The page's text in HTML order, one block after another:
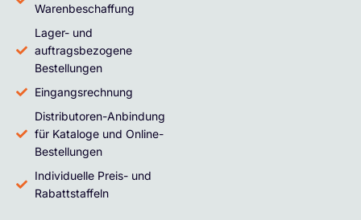
Warenbeschaffung
Lager- und
auftragsbezogene
Bestellungen
Eingangsrechnung
Distributoren-Anbindung
für Kataloge und Online-
Bestellungen
Individuelle Preis- und
Rabattstaffeln